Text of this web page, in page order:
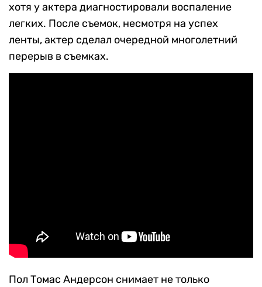
хотя у актера диагностировали воспаление
легких. После съемок, несмотря на успех
ленты, актер сделал очередной многолетний
перерыв в съемках.
Пол Томас Андерсон снимает не только